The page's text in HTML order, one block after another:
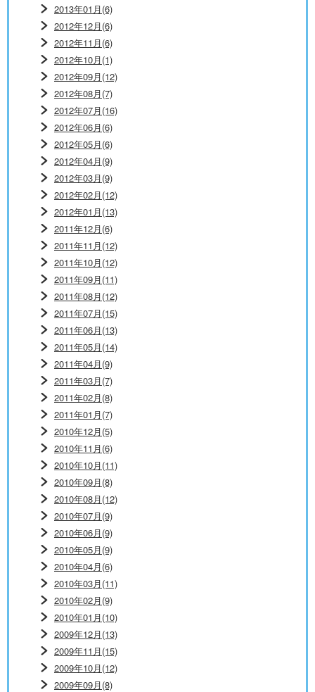
2013年01月(6)
2012年12月(6)
2012年11月(6)
2012年10月(1)
2012年09月(12)
2012年08月(7)
2012年07月(16)
2012年06月(6)
2012年05月(6)
2012年04月(9)
2012年03月(9)
2012年02月(12)
2012年01月(13)
2011年12月(6)
2011年11月(12)
2011年10月(12)
2011年09月(11)
2011年08月(12)
2011年07月(15)
2011年06月(13)
2011年05月(14)
2011年04月(9)
2011年03月(7)
2011年02月(8)
2011年01月(7)
2010年12月(5)
2010年11月(6)
2010年10月(11)
2010年09月(8)
2010年08月(12)
2010年07月(9)
2010年06月(9)
2010年05月(9)
2010年04月(6)
2010年03月(11)
2010年02月(9)
2010年01月(10)
2009年12月(13)
2009年11月(15)
2009年10月(12)
2009年09月(8)